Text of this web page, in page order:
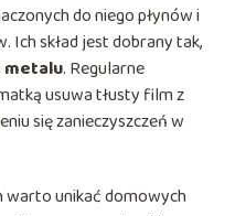
do niego płynów i
Ich skład jest dobrany tak,
metalu. Regularne
usuwa tłusty film z
się zanieczyszczeń w
warto unikać domowych